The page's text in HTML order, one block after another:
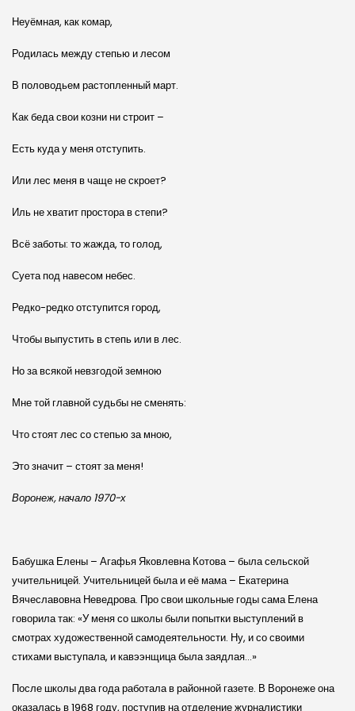
Неуёмная, как комар,
Родилась между степью и лесом
В половодьем растопленный март.
Как беда свои козни ни строит –
Есть куда у меня отступить.
Или лес меня в чаще не скроет?
Иль не хватит простора в степи?
Всё заботы: то жажда, то голод,
Суета под навесом небес.
Редко-редко отступится город,
Чтобы выпустить в степь или в лес.
Но за всякой невзгодой земною
Мне той главной судьбы не сменять:
Что стоят лес со степью за мною,
Это значит – стоят за меня!
Воронеж, начало 1970-х
Бабушка Елены – Агафья Яковлевна Котова – была сельской
учительницей. Учительницей была и её мама – Екатерина
Вячеславовна Неведрова. Про свои школьные годы сама Елена
говорила так: «У меня со школы были попытки выступлений в
смотрах художественной самодеятельности. Ну, и со своими
стихами выступала, и кавээнщица была заядлая…»
После школы два года работала в районной газете. В Воронеже она
оказалась в 1968 году, поступив на отделение журналистики